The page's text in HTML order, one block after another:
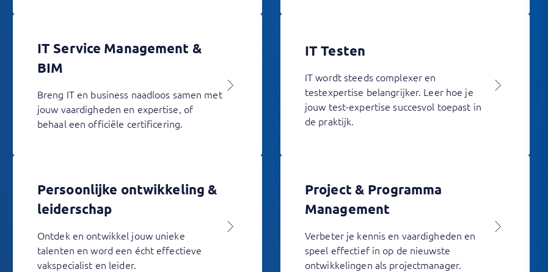
IT Service Management &
BIM
Breng IT en business naadloos samen met
jouw vaardigheden en expertise, of
behaal een officiële certificering.
IT Testen
IT wordt steeds complexer en
testexpertise belangrijker. Leer hoe je
jouw test-expertise succesvol toepast in
de praktijk.
Persoonlijke ontwikkeling &
leiderschap
Ontdek en ontwikkel jouw unieke
talenten en word een écht effectieve
vakspecialist en leider.
Project & Programma
Management
Verbeter je kennis en vaardigheden en
speel effectief in op de nieuwste
ontwikkelingen als projectmanager.